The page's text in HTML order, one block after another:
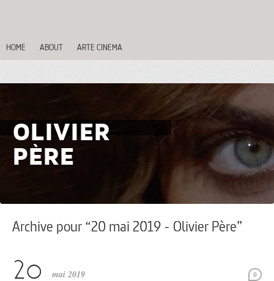
HOME ABOUT ARTE CINEMA
OLIVIER
PÈRE
Archive pour “20 mai 2019 - Olivier Père”
0
mai 2019